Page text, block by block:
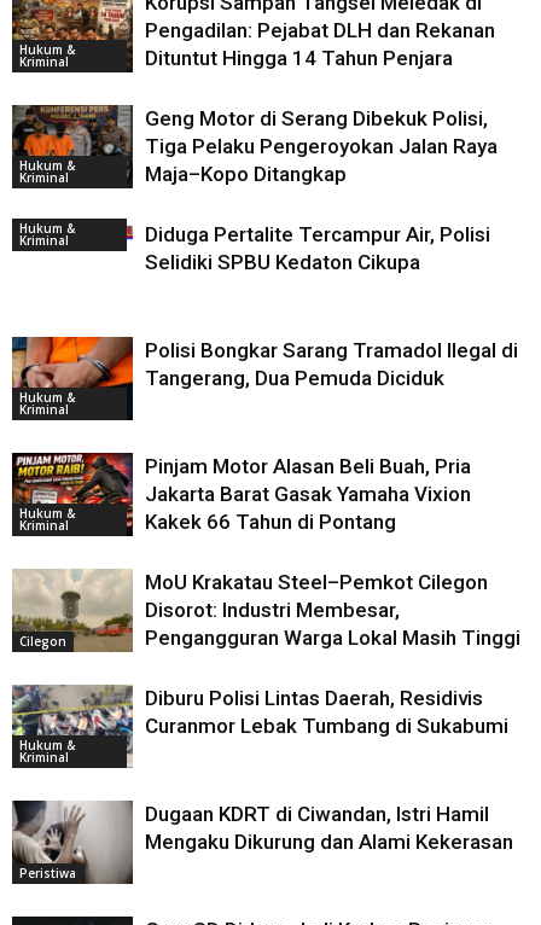
Hukum &
Kriminal
Pengadilan: Pejabat DLH dan Rekanan
Dituntut Hingga 14 Tahun Penjara
Hukum &
Kriminal
Geng Motor di Serang Dibekuk Polisi,
Tiga Pelaku Pengeroyokan Jalan Raya
Maja–Kopo Ditangkap
Hukum &
Kriminal
Diduga Pertalite Tercampur Air, Polisi
Selidiki SPBU Kedaton Cikupa
Hukum &
Kriminal
Polisi Bongkar Sarang Tramadol Ilegal di
Tangerang, Dua Pemuda Diciduk
Hukum &
Kriminal
Pinjam Motor Alasan Beli Buah, Pria
Jakarta Barat Gasak Yamaha Vixion
Kakek 66 Tahun di Pontang
Cilegon
MoU Krakatau Steel–Pemkot Cilegon
Disorot: Industri Membesar,
Pengangguran Warga Lokal Masih Tinggi
Hukum &
Kriminal
Diburu Polisi Lintas Daerah, Residivis
Curanmor Lebak Tumbang di Sukabumi
Peristiwa
Dugaan KDRT di Ciwandan, Istri Hamil
Mengaku Dikurung dan Alami Kekerasan